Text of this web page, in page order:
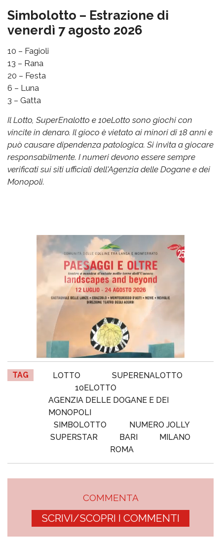
Simbolotto – Estrazione di
venerdì 7 agosto 2026
10 – Fagioli
13 – Rana
20 – Festa
6 – Luna
3 – Gatta
Il Lotto, SuperEnalotto e 10eLotto sono giochi con
vincite in denaro. Il gioco è vietato ai minori di 18 anni e
può causare dipendenza patologica. Si invita a giocare
responsabilmente. I numeri devono essere sempre
verificati sui siti ufficiali dell'Agenzia delle Dogane e dei
Monopoli.
TAG LOTTO
SUPERENALOTTO
10ELOTTO
AGENZIA DELLE DOGANE E DEI
MONOPOLI
SIMBOLOTTO
NUMERO JOLLY
SUPERSTAR
BARI
MILANO
ROMA
COMMENTA
SCRIVI/SCOPRI I COMMENTI